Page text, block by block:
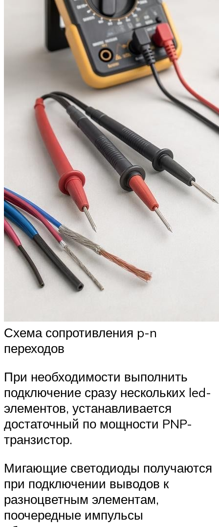
Схема сопротивления p-n
переходов
При необходимости выполнить
подключение сразу нескольких led-
элементов, устанавливается
достаточный по мощности PNP-
транзистор.
Мигающие светодиоды получаются
при подключении выводов к
разноцветным элементам,
поочередные импульсы